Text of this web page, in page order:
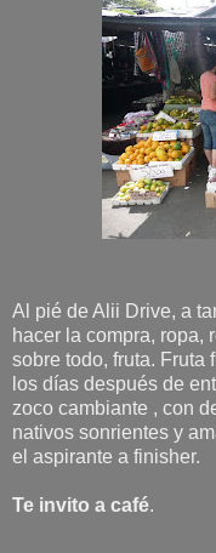
Al pié de Alii Drive, a
hacer la compra, ropa,
sobre todo, fruta. Fruta
los días después de
zoco cambiante , con
nativos sonrientes y
el aspirante a finisher.
Te invito a café.